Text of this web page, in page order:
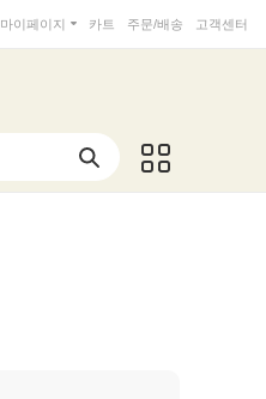
마이페이지 카트 주문/배송 고객센터